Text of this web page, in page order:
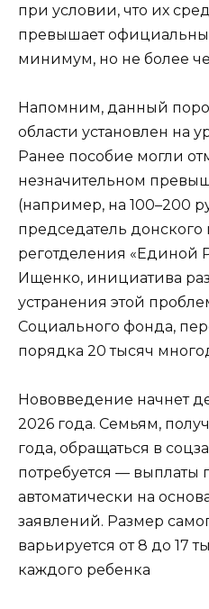
при условии, что их
превышает
минимум, но не более
Напомним, данный
области установлен на
Ранее пособие могли
незначительном
(например, на 100–200
председатель донского
реготделения «Единой
Ищенко, инициатива
устранения этой
Социального фонда,
порядка 20 тысяч
Нововведение начнет
2026 года. Семьям,
года, обращаться в
потребуется — выплаты
автоматически на
заявлений. Размер
варьируется от 8 до 17
каждого ребенка